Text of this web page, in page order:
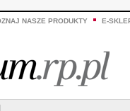
NASZE PRODUKTY E-